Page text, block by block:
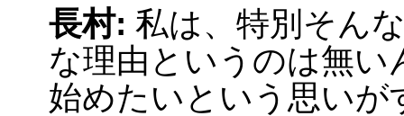
長村: 私は、特別そん
な理由というのは無
始めたいという思い